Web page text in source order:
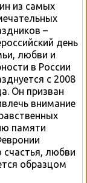
из самых
–
день
любви и
в России
с 2008
Он призван
внимание
памяти
счастья, любви
образцом